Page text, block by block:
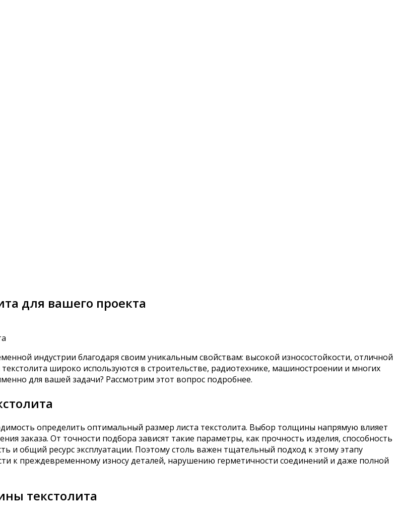
для вашего проекта
индустрии благодаря своим уникальным свойствам: высокой износостойкости, отличной
широко используются в строительстве, радиотехнике, машиностроении и многих
для вашей задачи? Рассмотрим этот вопрос подробнее.
определить оптимальный размер листа текстолита. Выбор толщины напрямую влияет
заказа. От точности подбора зависят такие параметры, как прочность изделия, способность
и общий ресурс эксплуатации. Поэтому столь важен тщательный подход к этому этапу
к преждевременному износу деталей, нарушению герметичности соединений и даже полной
текстолита